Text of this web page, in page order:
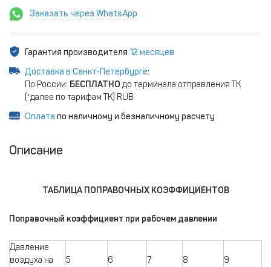
Заказать через WhatsApp
Гарантия производителя 12 месяцев
Доставка в Санкт-Петербурге:
По России: БЕСПЛАТНО до терминала отправления ТК
(*далее по тарифам ТК) RUB
Оплата по наличному и безналичному расчету
Описание
ТАБЛИЦА ПОПРАВОЧНЫХ КОЭФФИЦИЕНТОВ
Поправочный коэффициент при рабочем давлении
Давление
воздуха на
5 6 7 8 9